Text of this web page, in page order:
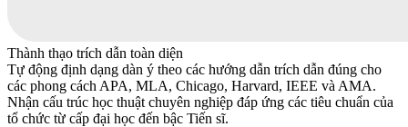
Thành thạo trích dẫn toàn diện
Tự động định dạng dàn ý theo các hướng dẫn trích dẫn đúng cho
các phong cách APA, MLA, Chicago, Harvard, IEEE và AMA.
Nhận cấu trúc học thuật chuyên nghiệp đáp ứng các tiêu chuẩn của
tổ chức từ cấp đại học đến bậc Tiến sĩ.